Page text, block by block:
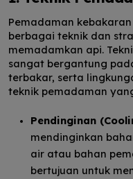
Pemadaman
berbagai teknik dan
memadamkan api.
sangat bergantung
terbakar, serta
teknik pemadaman
Pendinginan
mendinginkan
air atau bahan
bertujuan untuk